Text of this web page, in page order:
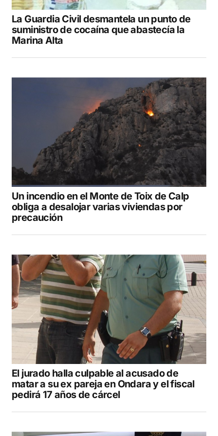
COMENTAR
La Guardia Civil desmantela un punto de
suministro de cocaína que abastecía la
Marina Alta
Un incendio en el Monte de Toix de Calp
obliga a desalojar varias viviendas por
precaución
El jurado halla culpable al acusado de
matar a su ex pareja en Ondara y el fiscal
pedirá 17 años de cárcel